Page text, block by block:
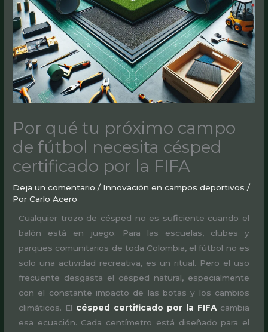
Por qué tu próximo campo
de fútbol necesita césped
certificado por la FIFA
Deja un comentario / Innovación en campos deportivos /
PorCarlo Acero
Cualquier trozo de césped no es suficiente cuando el
balón está en juego. Para las escuelas, clubes y
parques comunitarios de toda Colombia, el fútbol no es
solo una actividad recreativa, es un ritual. Pero el uso
frecuente desgasta el césped natural, especialmente
con el constante impacto de las botas y los cambios
climáticos. El césped certificado por la FIFAcambia
esa ecuación. Cada centímetro está diseñado para el